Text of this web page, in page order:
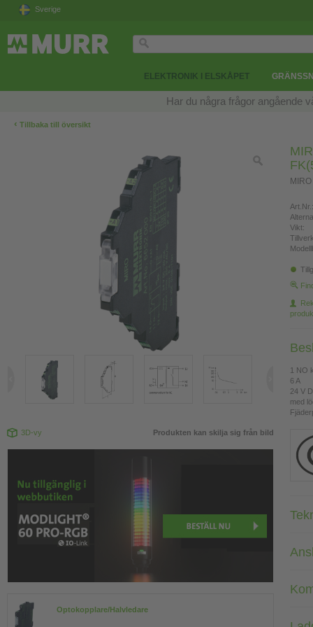
Sverige
ELEKTRONIK I ELSKÅPET
Har du några frågor angående
‹ Tillbaka till översikt
3D-vy Produkten kan skilja sig från bild
Optokopplare/Halvledare
Art.Nr.:
Vikt:
1 NO
6 A
24 V
med